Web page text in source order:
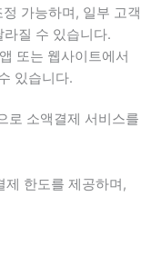
가능하며, 일부 고객
질 수 있습니다.
또는 웹사이트에서
있습니다.
로 소액결제 서비스를
제 한도를 제공하며,